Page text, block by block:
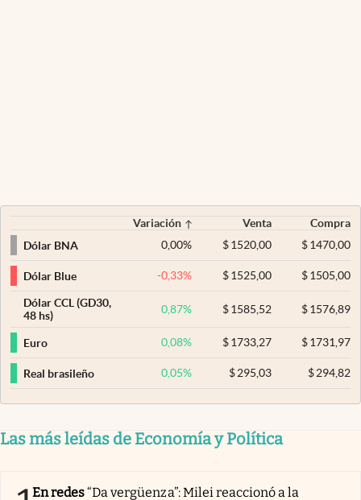
Variación Venta
Compra
Dólar BNA
0,00% $ 1520,00 $1470,00
Dólar Blue -0,33% $ 1525,00 $1505,00
Dólar CCL (GD30,
48 hs)
0,87% $ 1585,52 $1576,89
Euro 0,08% $ 1733,27 $1731,97
Real brasileño 0,05% $ 295,03 $294,82
Las más leídas de Economía y Política
En redes“Da vergüenza”: Milei reaccionó a la